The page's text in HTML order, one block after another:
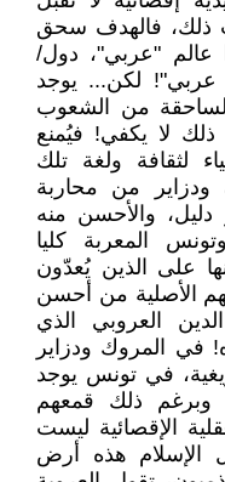
ذلك، فالهدف سحق
عالم "عربي"، دول/
لكن... يوجد
الساحقة من الشعوب
لا يكفي! فيُمنع
لثقافة ولغة تلك
ودزاير من محاربة
دليل، والأحسن منه
المعربة كليا
على الذين يُعدّون
الأصلية من أحسن
العروبي الذي
في المروك ودزاير
في تونس يوجد
ذلك قمعهم
الإقصائية ليست
الإسلام هذه أرض